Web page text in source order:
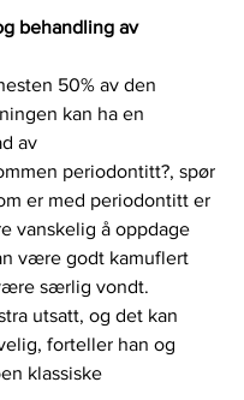
behandling av
50% av den
kan ha en
av
periodontitt?, spør
er med periodontitt er
vanskelig å oppdage
være godt kamuflert
særlig vondt.
utsatt, og det kan
forteller han og
klassiske